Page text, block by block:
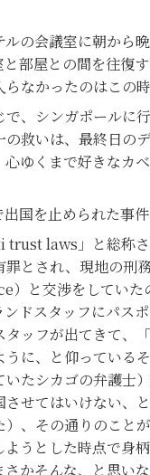
の会議室に朝から
部屋との間を往
なかったのはこの時
、シンガポールに
救いは、最終日の
ゆくまで好きなカ
国を止められた事件
laws」と総称
とされ、現地の刑
と交渉をしてい
ドスタッフにパ
ッフが出てきて、
に、と仰っている
たシカゴの弁護
せてはいけない、
、その通りのこ
うとした時点で身
かそんな、と思い